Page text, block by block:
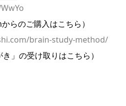
らのご購入はこちら）
brain-study-method/
」の受け取りはこちら）